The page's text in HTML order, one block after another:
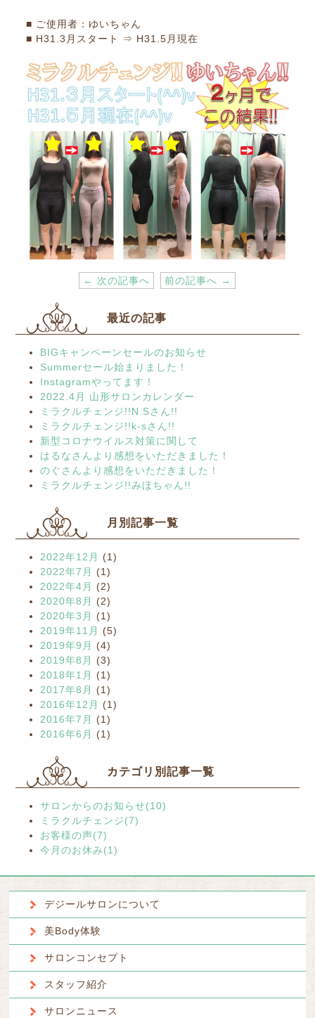
■ ご使用者：ゆいちゃん
■ H31.3月スタート ⇒ H31.5月現在
← 次の記事へ 前の記事へ →
最近の記事
BIGキャンペーンセールのお知らせ
Summerセール始まりました！
Instagramやってます！
2022.4月 山形サロンカレンダー
ミラクルチェンジ!!N.Sさん!!
ミラクルチェンジ!!k-sさん!!
新型コロナウイルス対策に関して
はるなさんより感想をいただきました！
のぐさんより感想をいただきました！
ミラクルチェンジ!!みほちゃん!!
月別記事一覧
2022年12月
(1)
2022年7月
(1)
2022年4月
(2)
2020年8月
(2)
2020年3月
(1)
2019年11月
(5)
2019年9月
(4)
2019年8月
(3)
2018年1月
(1)
2017年8月
(1)
2016年12月
(1)
2016年7月
(1)
2016年6月
(1)
カテゴリ別記事一覧
サロンからのお知らせ(10)
ミラクルチェンジ(7)
お客様の声(7)
今月のお休み(1)
デジールサロンについて
美Body体験
サロンコンセプト
スタッフ紹介
サロンニュース